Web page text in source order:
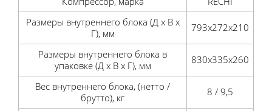
Размеры внутреннего блока (Д x В x
Г), мм
793x272x210
Размеры внутреннего блока в
упаковке (Д x В x Г), мм
830x335x260
Вес внутреннего блока, (нетто /
брутто), кг
8 / 9,5